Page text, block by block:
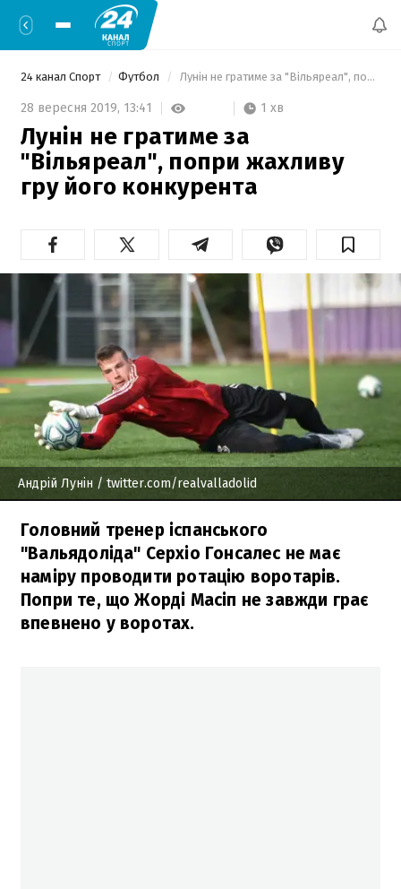
24 канал Спорт Футбол Лунін не гратиме за "Вільяреал", попри жахливу гру його конкурента
28 вересня 2019, 13:41 1 хв
Лунін не гратиме за
"Вільяреал", попри жахливу
гру його конкурента
Андрій Лунін / twitter.com/realvalladolid
Головний тренер іспанського
"Вальядоліда" Серхіо Гонсалес не має
наміру проводити ротацію воротарів.
Попри те, що Жорді Масіп не завжди грає
впевнено у воротах.